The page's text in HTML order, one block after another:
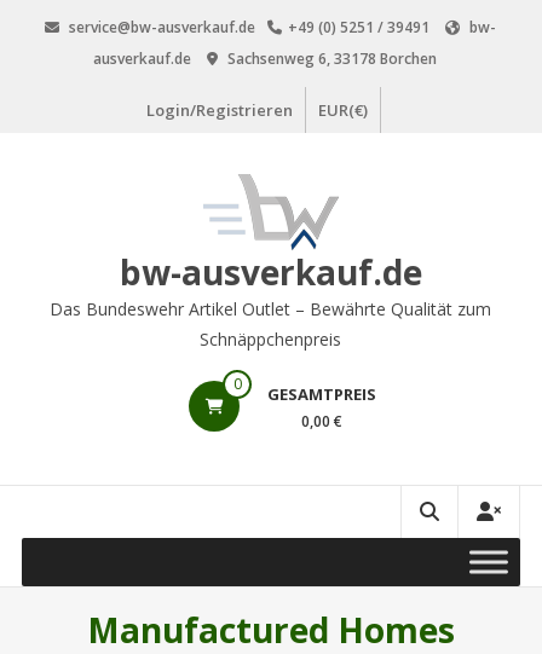
service@bw-ausverkauf.de +49 (0) 5251 / 39491
bw-
ausverkauf.de
Sachsenweg 6, 33178 Borchen
Login/Registrieren EUR(€)
bw-ausverkauf.de
Das Bundeswehr Artikel Outlet – Bewährte Qualität zum
Schnäppchenpreis
0 GESAMTPREIS
0,00 €
Manufactured Homes